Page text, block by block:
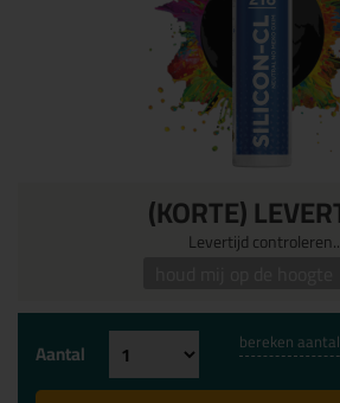
(KORTE)
Levertijd
Aantal bereken